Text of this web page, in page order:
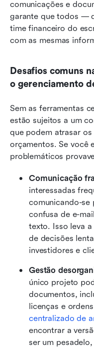
comunicações e
garante que todos —
time financeiro do
com as mesmas
Desafios comuns
o gerenciamento
Sem as ferramentas
estão sujeitos a um
que podem atrasar
orçamentos. Se você
problemáticos
Comunicação
interessadas
comunicando-se
confusa de e-
texto. Isso leva
de decisões
investidores e
Gestão
único projeto
documentos,
licenças e
centralizado de
encontrar a
ser um